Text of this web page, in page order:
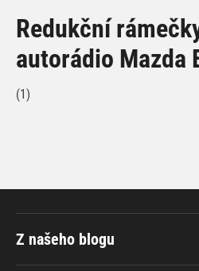
Redukční
autorádio Mazda
(1)
Z našeho blogu